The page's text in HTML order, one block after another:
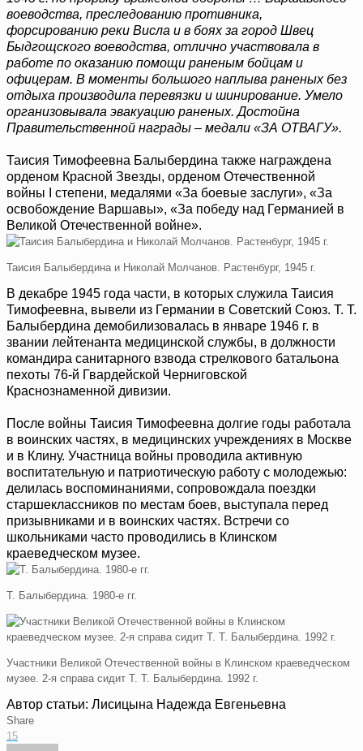
воеводства, преследованию противника,
форсированию реки Висла и в боях за город Швец
Быдгощского воеводства, отлично участвовала в
работе по оказанию помощи раненым бойцам и
офицерам. В моменты большого наплыва раненых без
отдыха производила перевязки и шинирование. Умело
организовывала эвакуацию раненых. Достойна
Правительственной награды – медали «ЗА ОТВАГУ».
Таисия Тимофеевна Балыбердина также награждена
орденом Красной Звезды, орденом Отечественной
войны I степени, медалями «За боевые заслуги», «За
освобождение Варшавы», «За победу над Германией в
Великой Отечественной войне».
Таисия Балыбердина и Николай Молчанов. Растенбург, 1945 г.
В декабре 1945 года части, в которых служила Таисия
Тимофеевна, вывели из Германии в Советский Союз. Т. Т.
Балыбердина демобилизовалась в январе 1946 г. в
звании лейтенанта медицинской службы, в должности
командира санитарного взвода стрелкового батальона
пехоты 76-й Гвардейской Черниговской
Краснознаменной дивизии.
После войны Таисия Тимофеевна долгие годы работала
в воинских частях, в медицинских учреждениях в Москве
и в Клину. Участница войны проводила активную
воспитательную и патриотическую работу с молодежью:
делилась воспоминаниями, сопровождала поездки
старшеклассников по местам боев, выступала перед
призывниками и в воинских частях. Встречи со
школьниками часто проводились в Клинском
краеведческом музее.
Т. Балыбердина. 1980-е гг.
Участники Великой Отечественной войны в Клинском краеведческом
музее. 2-я справа сидит Т. Т. Балыбердина. 1992 г.
Автор статьи: Лисицына Надежда Евгеньевна
Share
15